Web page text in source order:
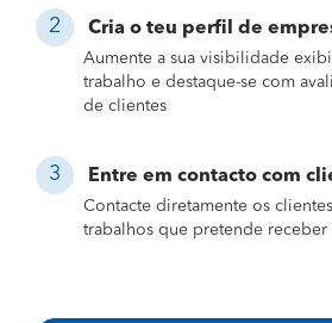
Cria o teu perfil de
Aumente a sua visibilidade
trabalho e destaque-se com
de clientes
Entre em contacto com
Contacte diretamente os
trabalhos que pretende receber